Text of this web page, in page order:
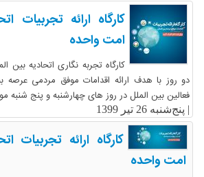
کارگاه ارائه تجربیات
امت واحده
کارگاه تجربه نگاری اتحادیه
دو روز با هدف ارائه اقدامات موفق مردمی عرصه
فعالین بین الملل در روز های چهارشنبه و پنج شنبه مورخ
| پنج‌شنبه 26 تیر 1399
کارگاه ارائه تجربیات
امت واحده